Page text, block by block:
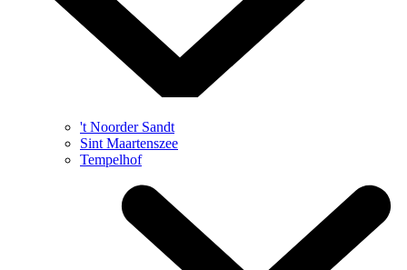
't Noorder Sandt
Sint Maartenszee
Tempelhof